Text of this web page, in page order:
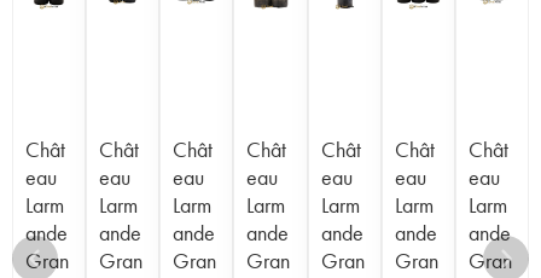
Chât
eau
Larm
ande
Gran
Chât
eau
Larm
ande
Gran
Chât
eau
Larm
ande
Gran
Chât
eau
Larm
ande
Gran
Chât
eau
Larm
ande
Gran
Chât
eau
Larm
ande
Gran
Chât
eau
Larm
ande
Gran